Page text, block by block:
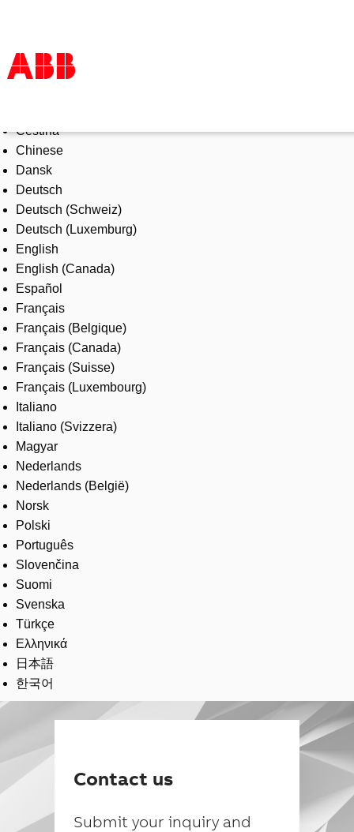
Products & Solutions
Industries
Services
About us
Where to buy
Contact us
Careers
Čeština
Chinese
Dansk
Deutsch
Deutsch (Schweiz)
Deutsch (Luxemburg)
English
English (Canada)
Español
Français
Français (Belgique)
Français (Canada)
Français (Suisse)
Français (Luxembourg)
Italiano
Italiano (Svizzera)
Magyar
Nederlands
Nederlands (België)
Norsk
Polski
Português
Slovenčina
Suomi
Svenska
Türkçe
Ελληνικά
日本語
한국어
Contact us
Submit your inquiry and